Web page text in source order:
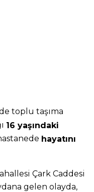
toplu taşıma
16 yaşındaki
hayatını
Çark Caddesi
gelen olayda,